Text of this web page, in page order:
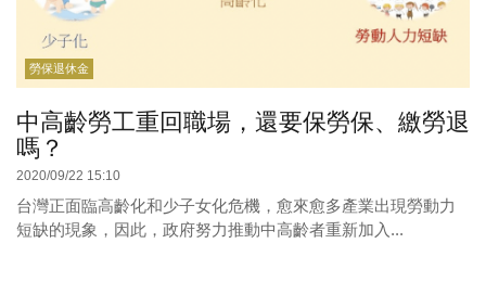
勞保退休金
中高齡勞工重回職場，還要保勞保、繳勞退
嗎？
2020/09/22 15:10
台灣正面臨高齡化和少子女化危機，愈來愈多產業出現勞動力
短缺的現象，因此，政府努力推動中高齡者重新加入...